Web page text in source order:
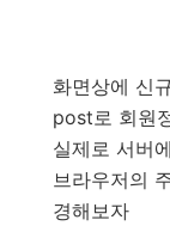
화면상에 신
post로 회원
실제로 서버
브라우저의
경해보자